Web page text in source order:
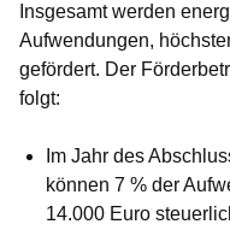
Insgesamt werden
Aufwendungen,
gefördert. Der
folgt:
Im Jahr des
können 7 % der
14.000 Euro